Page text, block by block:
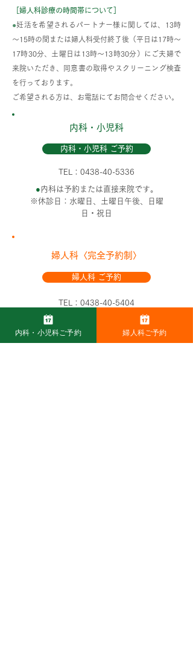
［婦人科診療の時間帯について］
●妊活を希望されるパートナー様に関しては、13時
～15時の間または婦人科受付終了後（平日は17時～
17時30分、土曜日は13時～13時30分）にご夫婦で
来院いただき、同意書の取得やスクリーニング検査
を行っております。
ご希望される方は、お電話にてお問合せください。
内科・小児科
内科・小児科 ご予約
TEL：0438-40-5336
●内科は予約または直接来院です。
※休診日：水曜日、土曜日午後、日曜
日・祝日
婦人科〈完全予約制〉
婦人科 ご予約
TEL：0438-40-5404
婦人科は完全予約制です。
●2F（婦人科エリア）に男性は入室いただ
けません。
内科・小児科ご予約 婦人科ご予約